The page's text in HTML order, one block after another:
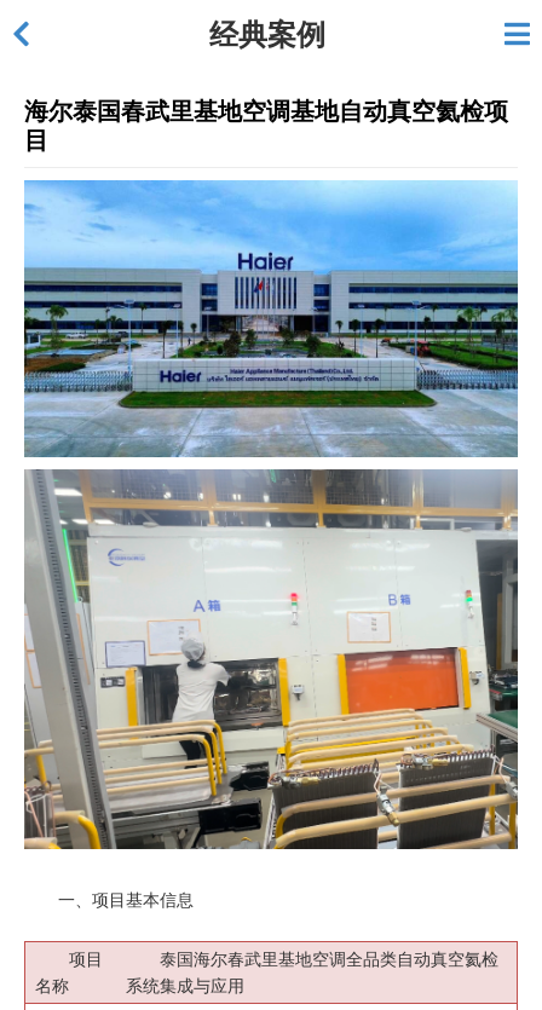
经典案例
海尔泰国春武里基地空调基地自动真空氦检项
目
一、项目基本信息
项目
名称
泰国海尔春武里基地空调全品类自动真空氦检
系统集成与应用